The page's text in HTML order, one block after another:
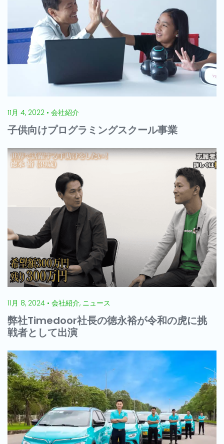
11月 4, 2022 • 会社紹介
子供向けプログラミングスクール事業
11月 8, 2024 • 会社紹介, ニュース
弊社Timedoor社長の徳永裕が令和の虎に挑
戦者として出演